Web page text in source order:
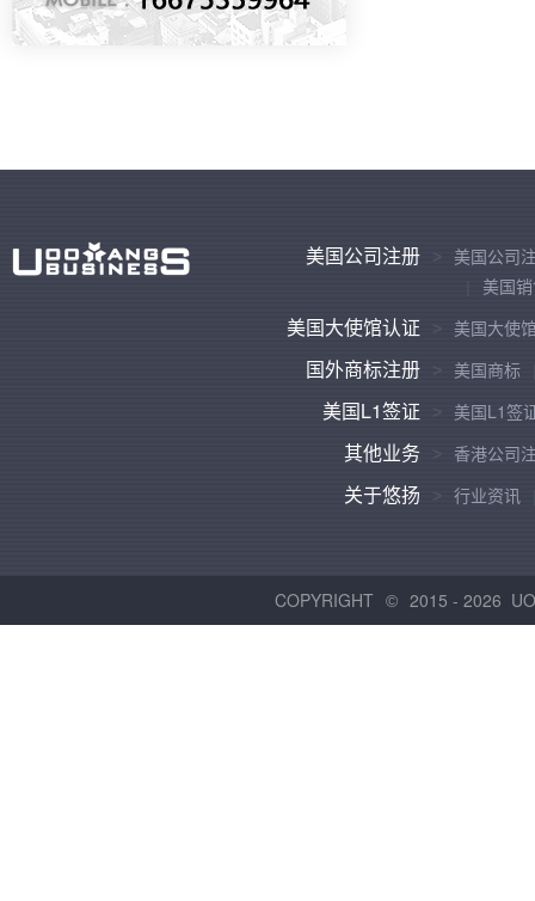
美国公司注册
美国公司
美国
美国大使馆认证 美国大使
国外商标注册 美国商标
美国L1签证 美国L1签
其他业务 香港公司
关于悠扬 行业资讯
COPYRIGHT © 2015 - 2026